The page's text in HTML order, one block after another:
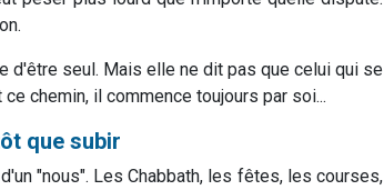
d'être seul. Mais elle ne dit pas que celui qui se
chemin, il commence toujours par soi...
que subir
"nous". Les Chabbath, les fêtes, les courses,